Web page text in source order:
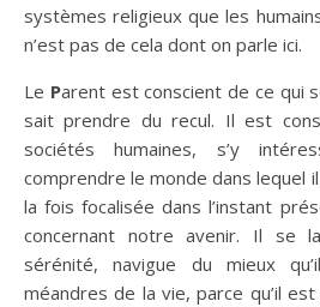
systèmes religieux que les
n’est pas de cela dont on parle ici.
Le Parent est conscient de ce qui
sait prendre du recul. Il est
sociétés humaines, s’y
comprendre le monde dans lequel
la fois focalisée dans l’instant
concernant notre avenir. Il se
sérénité, navigue du mieux
méandres de la vie, parce qu’il